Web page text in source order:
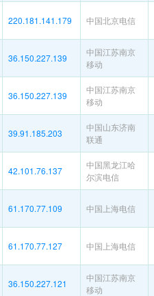
220.181.141.179 中国北京电信
36.150.227.139
中国江苏南京
移动
36.150.227.139
中国江苏南京
移动
39.91.185.203
中国山东济南
联通
42.101.76.137
中国黑龙江哈
尔滨电信
61.170.77.109 中国上海电信
61.170.77.127 中国上海电信
36.150.227.121
中国江苏南京
移动